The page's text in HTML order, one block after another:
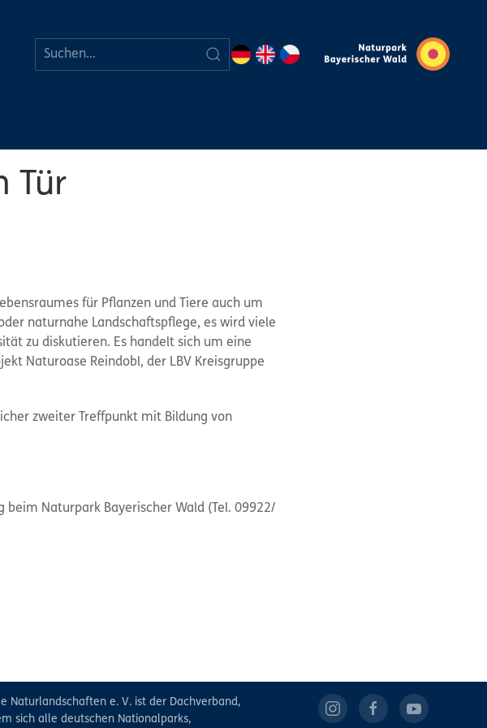
Tür
für Pflanzen und Tiere auch um
naturnahe Landschaftspflege, es wird viele
zu diskutieren. Es handelt sich um eine
Naturoase Reindobl, der LBV Kreisgruppe
zweiter Treffpunkt mit Bildung von
Naturpark Bayerischer Wald (Tel. 09922/
Naturlandschaften e. V. ist der Dachverband,
sich alle deutschen Nationalparks,